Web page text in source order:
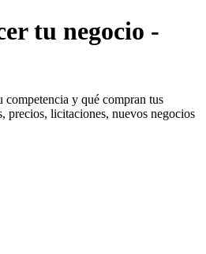
tu negocio -
competencia y qué compran tus
precios, licitaciones, nuevos negocios